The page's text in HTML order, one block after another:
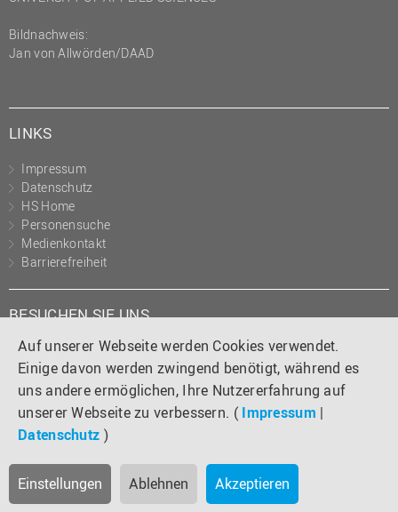
Auf unserer Webseite werden Cookies verwendet.
Einige davon werden zwingend benötigt, während es
uns andere ermöglichen, Ihre Nutzererfahrung auf
unserer Webseite zu verbessern. ( Impressum |
Datenschutz )
Einstellungen Ablehnen Akzeptieren
Bildnachweis:
Jan von Allwörden/DAAD
LINKS
Impressum
Datenschutz
HS Home
Personensuche
Medienkontakt
Barrierefreiheit
BESUCHEN SIE UNS
Instagram
TiktokLinkedIn
YouTube
Facebook